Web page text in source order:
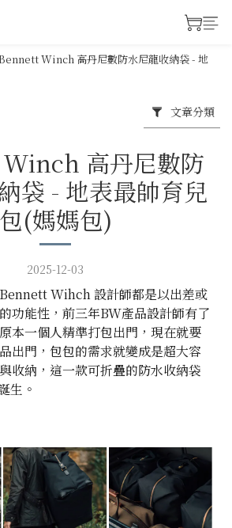
Winch 高丹尼數防水尼龍收納袋 - 地
文章分類
高丹尼數防
袋 - 地表最帥育兒
包(媽媽包)
2025-12-03
Wihch 設計師都是以出差或
功能性，前三年BW產品設計師有了
本一個人精準打包出門，現在就要
出門，包包的需求就變成是超大容
收納，這一款可折疊的防水收納袋
生。